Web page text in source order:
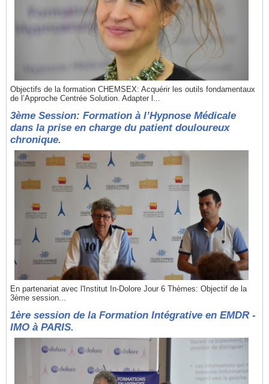
Objectifs de la formation CHEMSEX: Acquérir les outils fondamentaux
de l’Approche Centrée Solution. Adapter l...
3ème Session: Formation à l’Hypnose Médicale
dans la prise en charge du patient douloureux
chronique.
En partenariat avec l'Institut In-Dolore Jour 6 Thèmes: Objectif de la
3ème session...
1ère session de la Formation Intégrative en EMDR -
IMO à PARIS.